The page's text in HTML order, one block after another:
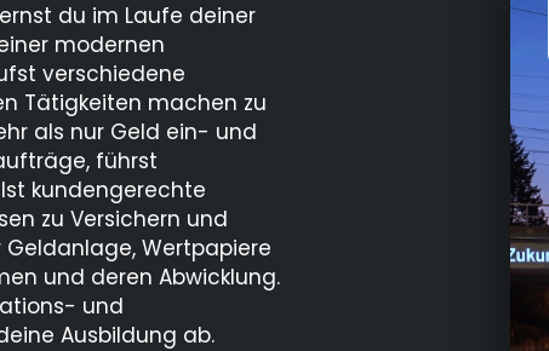
du im Laufe deiner
modernen
verschiedene
Tätigkeiten machen zu
als nur Geld ein- und
führst
kundengerechte
zu Versichern und
Wertpapiere
und deren Abwicklung.
und
Ausbildung ab.